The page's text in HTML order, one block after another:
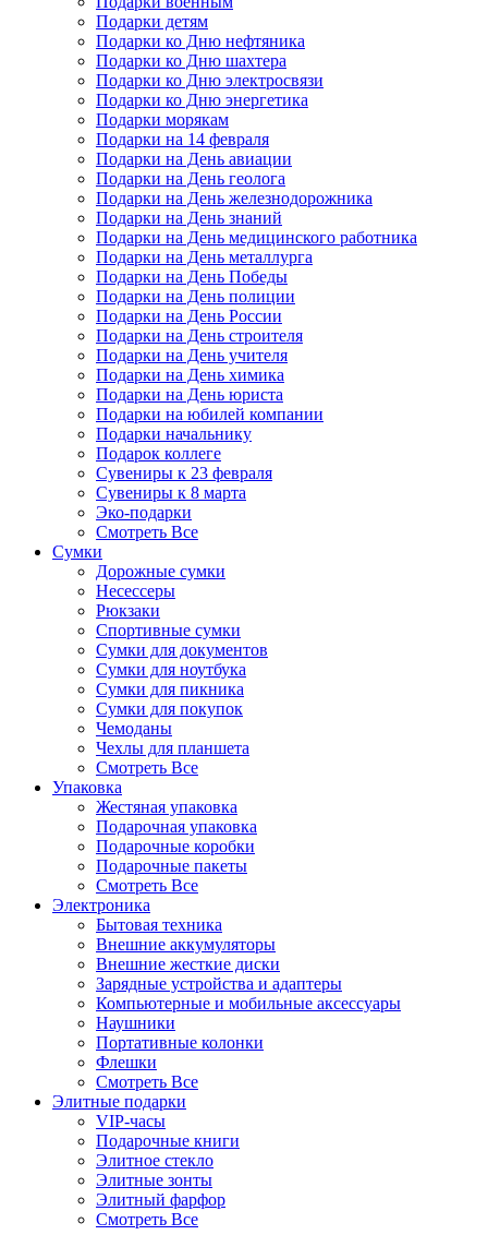
Подарки детям
Подарки ко Дню нефтяника
Подарки ко Дню шахтера
Подарки ко Дню электросвязи
Подарки ко Дню энергетика
Подарки морякам
Подарки на 14 февраля
Подарки на День авиации
Подарки на День геолога
Подарки на День железнодорожника
Подарки на День знаний
Подарки на День медицинского работника
Подарки на День металлурга
Подарки на День Победы
Подарки на День полиции
Подарки на День России
Подарки на День строителя
Подарки на День учителя
Подарки на День химика
Подарки на День юриста
Подарки на юбилей компании
Подарки начальнику
Подарок коллеге
Сувениры к 23 февраля
Сувениры к 8 марта
Эко-подарки
Смотреть Все
Сумки
Дорожные сумки
Несессеры
Рюкзаки
Спортивные сумки
Сумки для документов
Сумки для ноутбука
Сумки для пикника
Сумки для покупок
Чемоданы
Чехлы для планшета
Смотреть Все
Упаковка
Жестяная упаковка
Подарочная упаковка
Подарочные коробки
Подарочные пакеты
Смотреть Все
Электроника
Бытовая техника
Внешние аккумуляторы
Внешние жесткие диски
Зарядные устройства и адаптеры
Компьютерные и мобильные аксессуары
Наушники
Портативные колонки
Флешки
Смотреть Все
Элитные подарки
VIP-часы
Подарочные книги
Элитное стекло
Элитные зонты
Элитный фарфор
Смотреть Все